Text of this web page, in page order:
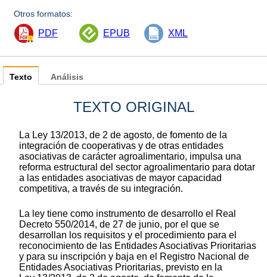
Otros formatos:
PDF EPUB XML
Texto
TEXTO ORIGINAL
La Ley 13/2013, de 2 de agosto, de fomento de la
integración de cooperativas y de otras entidades
asociativas de carácter agroalimentario, impulsa una
reforma estructural del sector agroalimentario para dotar
a las entidades asociativas de mayor capacidad
competitiva, a través de su integración.
La ley tiene como instrumento de desarrollo el Real
Decreto 550/2014, de 27 de junio, por el que se
desarrollan los requisitos y el procedimiento para el
reconocimiento de las Entidades Asociativas Prioritarias
y para su inscripción y baja en el Registro Nacional de
Entidades Asociativas Prioritarias, previsto en la
Análisis